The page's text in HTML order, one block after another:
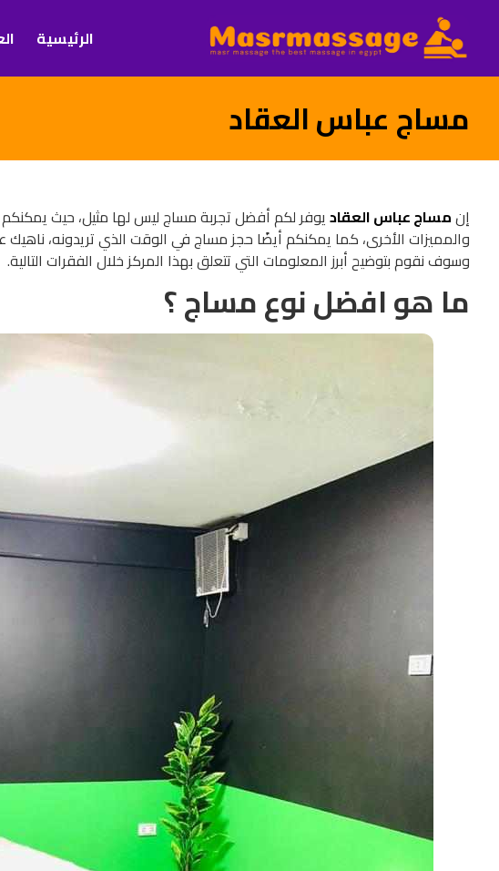
الرئيسية
مساج عباس العقاد
إنمساج عباس العقاديوفر لكم أفضل تجربة مساج ليس لها مثيل، حيث يمكنكم
والمميزات الأخرى، كما يمكنكم أيضًا حجز مساج في الوقت الذي تريدونه، ناهيك
وسوف نقوم بتوضيح أبرز المعلومات التي تتعلق بهذا المركز خلال الفقرات التالية.
ما هو افضل نوع مساج ؟